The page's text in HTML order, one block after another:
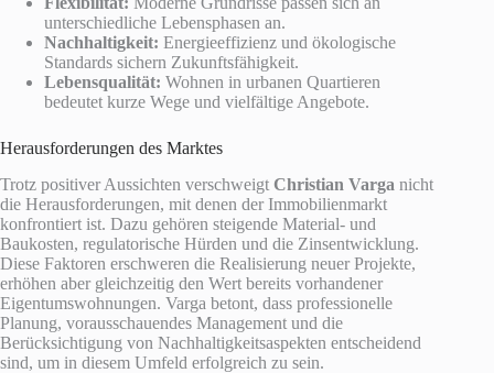
unterschiedliche Lebensphasen an.
Nachhaltigkeit: Energieeffizienz und ökologische
Standards sichern Zukunftsfähigkeit.
Lebensqualität: Wohnen in urbanen Quartieren
bedeutet kurze Wege und vielfältige Angebote.
Herausforderungen des Marktes
Trotz positiver Aussichten verschweigt Christian Varga nicht
die Herausforderungen, mit denen der Immobilienmarkt
konfrontiert ist. Dazu gehören steigende Material- und
Baukosten, regulatorische Hürden und die Zinsentwicklung.
Diese Faktoren erschweren die Realisierung neuer Projekte,
erhöhen aber gleichzeitig den Wert bereits vorhandener
Eigentumswohnungen. Varga betont, dass professionelle
Planung, vorausschauendes Management und die
Berücksichtigung von Nachhaltigkeitsaspekten entscheidend
sind, um in diesem Umfeld erfolgreich zu sein.